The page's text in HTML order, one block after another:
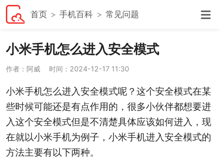
首页 手机百科 常见问题
小米手机怎么进入安全模式
作者：阿威 时间：2024-12-17 11:30
小米手机怎么进入安全模式呢？这个安全模式在某
些时候可能还是有点作用的，很多小伙伴都想要进
入这个安全模式但是不清楚具体应该如何进入，现
在就以小米手机为例子，小米手机进入安全模式的
方法主要有以下两种。